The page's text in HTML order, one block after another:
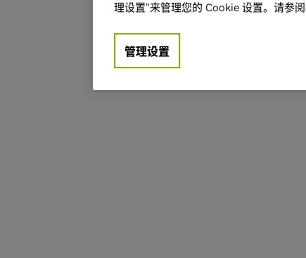
理设置”来管理您的 Cookie 设置。请参
管理设置